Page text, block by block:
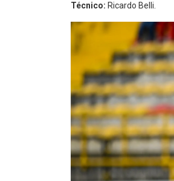
Técnico: Ricardo Belli.